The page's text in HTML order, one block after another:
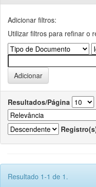
Adicionar filtros:
Utilizar filtros para refinar o
Resultados/Página
Resultado 1-1 de 1.